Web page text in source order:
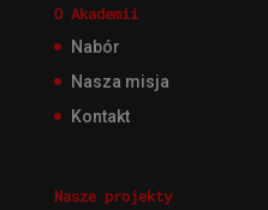
O Akademii
Nabór
Nasza misja
Kontakt
Nasze projekty